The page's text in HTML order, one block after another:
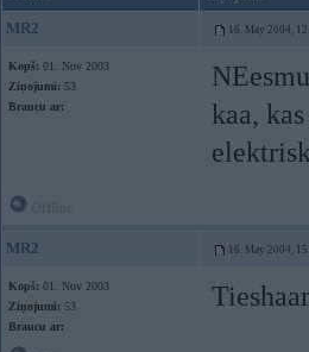
MR2 16. May 2004,
Kopš: 01. Nov 2003
Ziņojumi: 53
Braucu ar:
kaa,
MR2 16. May 2004,
Kopš: 01. Nov 2003
Ziņojumi: 53
Braucu ar: